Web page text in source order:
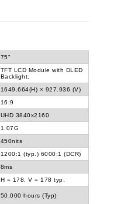
75"
TFT LCD Module with DLED
Backlight.
1649.664(H) × 927.936 (V)
16:9
UHD 3840x2160
1.07G
450nits
1200:1 (typ.) 6000:1 (DCR)
8ms
H = 178, V = 178 typ.
50,000 hours (Typ)